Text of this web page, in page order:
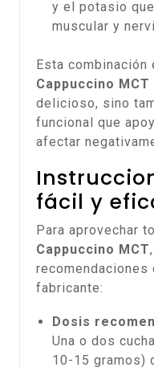
y el potasio
muscular y
Esta combinación
Cappuccino MCT
delicioso, sino
funcional que
afectar
fácil y
Para aprovechar
Cappuccino MCT
fabricante:
Dosis
Una o dos
10-15 gramos)